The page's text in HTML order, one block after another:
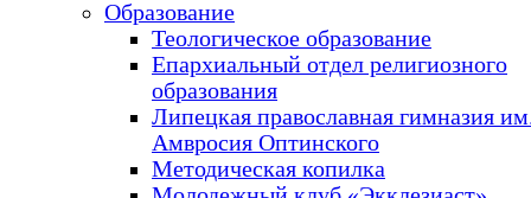
Образование
Теологическое образование
Епархиальный отдел религиозного
образования
Липецкая православная гимназия
Амвросия Оптинского
Методическая копилка